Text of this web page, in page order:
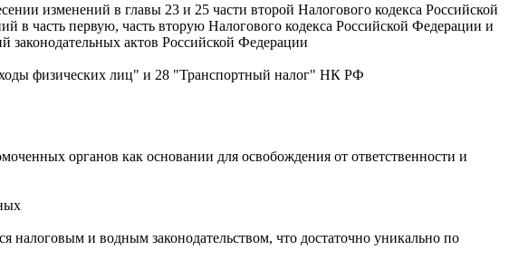
изменений в главы 23 и 25 части второй Налогового кодекса Российской
часть первую, часть вторую Налогового кодекса Российской Федерации и
актов Российской Федерации
физических лиц" и 28 "Транспортный налог" НК РФ
органов как основании для освобождения от ответственности и
налоговым и водным законодательством, что достаточно уникально по